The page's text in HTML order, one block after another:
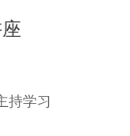
持学习